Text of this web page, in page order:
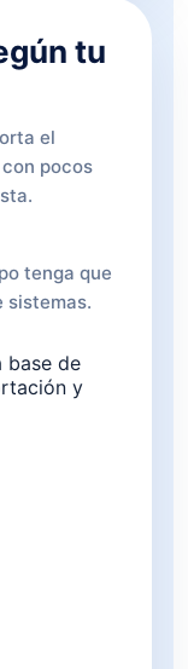
tu
el
pocos
tenga que
sistemas.